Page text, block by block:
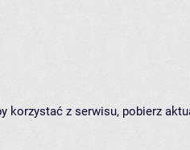
korzystać z serwisu, pobierz